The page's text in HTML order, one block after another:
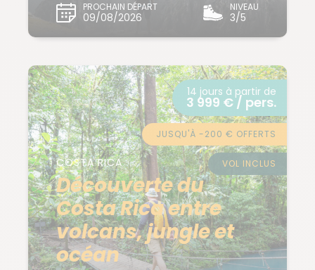
PROCHAIN DÉPART
09/08/2026
NIVEAU
3/5
COSTA RICA
Découverte du
Costa Rica entre
volcans, jungle et
océan
14 jours à partir de
3 999 € / pers.
JUSQU'À -200 € OFFERTS
VOL INCLUS